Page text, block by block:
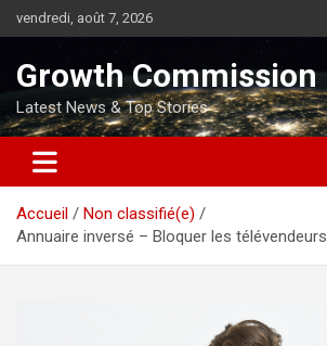
au
vendredi, août 7, 2026
Growth Commission
Latest News & Top Stories
Accueil
Non classifié(e)
Annuaire inversé – Bloquer les télévendeurs